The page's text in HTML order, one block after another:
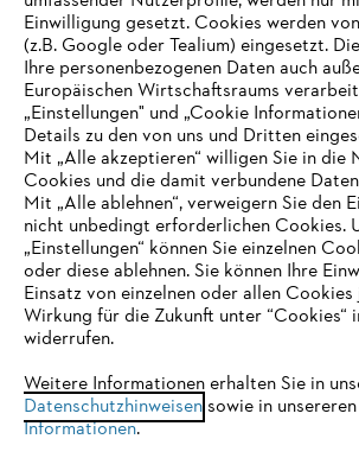
30 TAGE KOSTENLOSE
Unternehmen
IHR BROWSER WIRD
UNTERSTÜTZT
eine optimale Nutzung unserer Seite
einem der folgenden Browser zu wechseln:
Einwilligung gesetzt. Cookies werden
(z.B. Google oder Tealium) eingesetzt.
Ihre personenbezogenen Daten auch
Europäischen Wirtschaftsraums
„Einstellungen" und „Cookie
Details zu den von uns und Dritten
Mit „Alle akzeptieren“ willigen Sie in die
Cookies und die damit verbundene
Mit „Alle ablehnen“, verweigern Sie den
nicht unbedingt erforderlichen Cookies.
„Einstellungen“ können Sie einzelnen
oder diese ablehnen. Sie können Ihre
Einsatz von einzelnen oder allen
Wirkung für die Zukunft unter “Cookies“
widerrufen.
Weitere Informationen erhalten Sie in
Datenschutzhinweisensowie in unsereren
Informationen.